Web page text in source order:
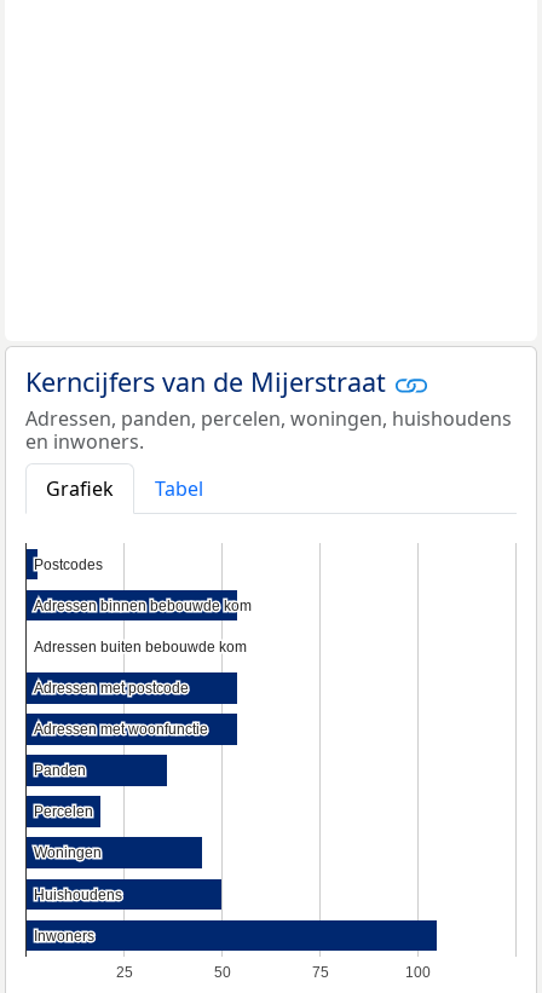
Kerncijfers van de Mijerstraat
Adressen, panden, percelen, woningen, huishoudens
en inwoners.
Grafiek
Tabel
25 50 75 100
Postcodes
Postcodes
Adressen binnen bebouwde kom
Adressen binnen bebouwde kom
Adressen buiten bebouwde kom
Adressen buiten bebouwde kom
Adressen met postcode
Adressen met postcode
Adressen met woonfunctie
Adressen met woonfunctie
Panden
Panden
Percelen
Percelen
Woningen
Woningen
Huishoudens
Huishoudens
Inwoners
Inwoners